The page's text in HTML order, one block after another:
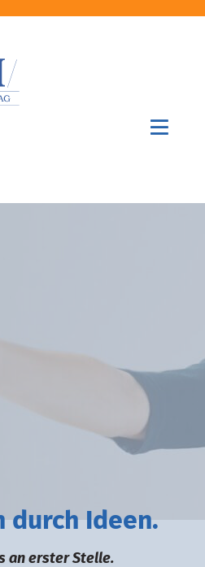
durch deen.
an erster Stelle.